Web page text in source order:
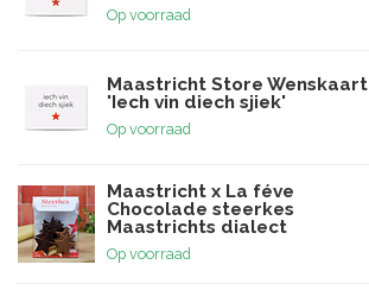
Op voorraad
Maastricht Store Wenskaart
'Iech vin diech sjiek'
Op voorraad
Maastricht x La féve
Chocolade steerkes
Maastrichts dialect
Op voorraad